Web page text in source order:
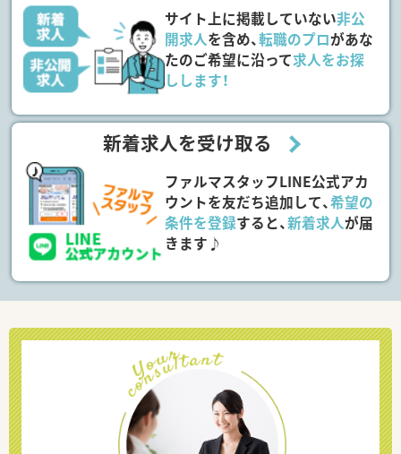
サイト上に掲載していない非公
開求人を含め、転職のプロがあな
たのご希望に沿って求人をお探
しします！
新着求人を受け取る
ファルマスタッフLINE公式アカ
ウントを友だち追加して、希望の
条件を登録すると、新着求人が届
きます♪